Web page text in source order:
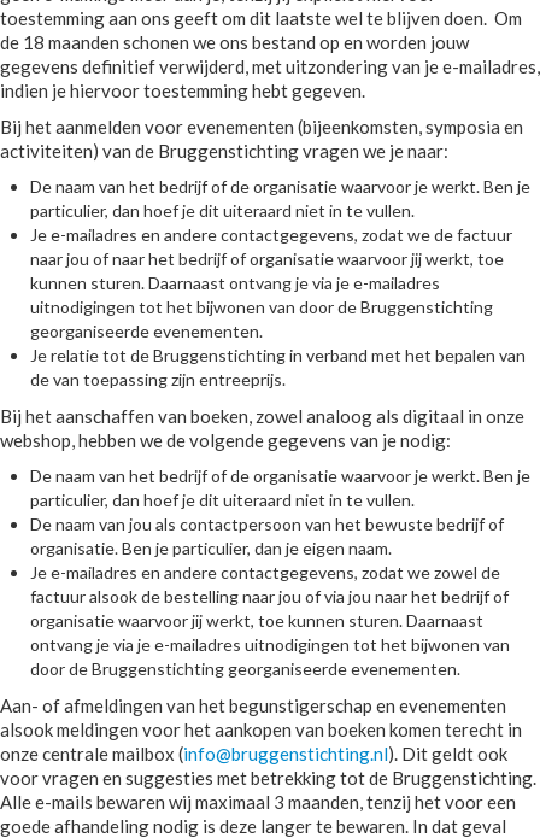
toestemming aan ons geeft om dit laatste wel te blijven doen. Om
de 18 maanden schonen we ons bestand op en worden jouw
gegevens definitief verwijderd, met uitzondering van je e-mailadres,
indien je hiervoor toestemming hebt gegeven.
Bij het aanmelden voor evenementen (bijeenkomsten, symposia en
activiteiten) van de Bruggenstichting vragen we je naar:
De naam van het bedrijf of de organisatie waarvoor je werkt. Ben je
particulier, dan hoef je dit uiteraard niet in te vullen.
Je e-mailadres en andere contactgegevens, zodat we de factuur
naar jou of naar het bedrijf of organisatie waarvoor jij werkt, toe
kunnen sturen. Daarnaast ontvang je via je e-mailadres
uitnodigingen tot het bijwonen van door de Bruggenstichting
georganiseerde evenementen.
Je relatie tot de Bruggenstichting in verband met het bepalen van
de van toepassing zijn entreeprijs.
Bij het aanschaffen van boeken, zowel analoog als digitaal in onze
webshop, hebben we de volgende gegevens van je nodig:
De naam van het bedrijf of de organisatie waarvoor je werkt. Ben je
particulier, dan hoef je dit uiteraard niet in te vullen.
De naam van jou als contactpersoon van het bewuste bedrijf of
organisatie. Ben je particulier, dan je eigen naam.
Je e-mailadres en andere contactgegevens, zodat we zowel de
factuur alsook de bestelling naar jou of via jou naar het bedrijf of
organisatie waarvoor jij werkt, toe kunnen sturen. Daarnaast
ontvang je via je e-mailadres uitnodigingen tot het bijwonen van
door de Bruggenstichting georganiseerde evenementen.
Aan- of afmeldingen van het begunstigerschap en evenementen
alsook meldingen voor het aankopen van boeken komen terecht in
onze centrale mailbox (info@bruggenstichting.nl). Dit geldt ook
voor vragen en suggesties met betrekking tot de Bruggenstichting.
Alle e-mails bewaren wij maximaal 3 maanden, tenzij het voor een
goede afhandeling nodig is deze langer te bewaren. In dat geval